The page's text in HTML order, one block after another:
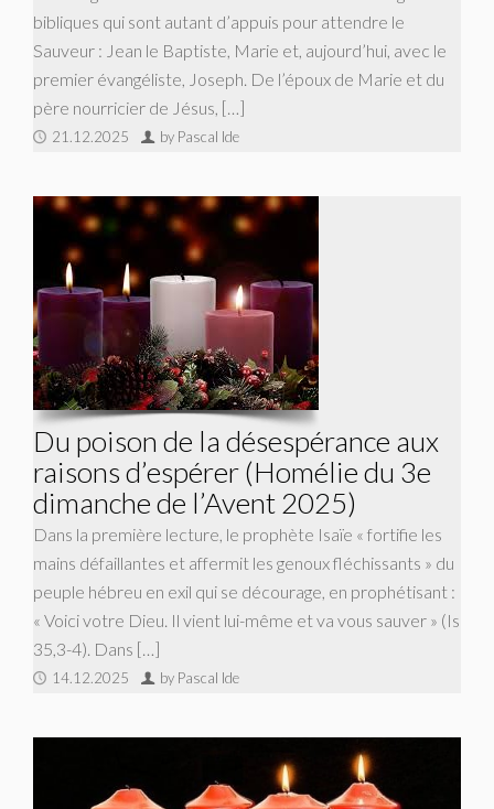
bibliques qui sont autant d’appuis pour attendre le
Sauveur : Jean le Baptiste, Marie et, aujourd’hui, avec le
premier évangéliste, Joseph. De l’époux de Marie et du
père nourricier de Jésus, […]
21.12.2025 by Pascal Ide
Du poison de la désespérance aux
raisons d’espérer (Homélie du 3e
dimanche de l’Avent 2025)
Dans la première lecture, le prophète Isaïe « fortifie les
mains défaillantes et affermit les genoux fléchissants » du
peuple hébreu en exil qui se décourage, en prophétisant :
« Voici votre Dieu. Il vient lui-même et va vous sauver » (Is
35,3-4). Dans […]
14.12.2025 by Pascal Ide